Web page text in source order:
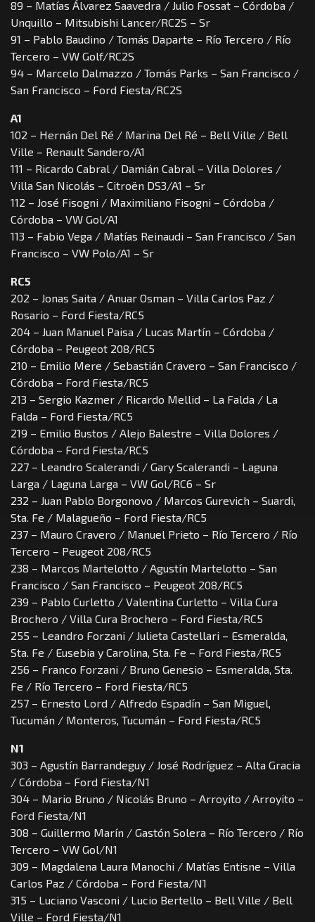
89 – Matías Álvarez Saavedra / Julio Fossat – Córdoba /
Unquillo – Mitsubishi Lancer/RC2S – Sr
91 – Pablo Baudino / Tomás Daparte – Río Tercero / Río
Tercero – VW Golf/RC2S
94 – Marcelo Dalmazzo / Tomás Parks – San Francisco /
San Francisco – Ford Fiesta/RC2S
A1
102 – Hernán Del Ré / Marina Del Ré – Bell Ville / Bell
Ville – Renault Sandero/A1
111 – Ricardo Cabral / Damián Cabral – Villa Dolores /
Villa San Nicolás – Citroën DS3/A1 – Sr
112 – José Fisogni / Maximiliano Fisogni – Córdoba /
Córdoba – VW Gol/A1
113 – Fabio Vega / Matías Reinaudi – San Francisco / San
Francisco – VW Polo/A1 – Sr
RC5
202 – Jonas Saita / Anuar Osman – Villa Carlos Paz /
Rosario – Ford Fiesta/RC5
204 – Juan Manuel Paisa / Lucas Martín – Córdoba /
Córdoba – Peugeot 208/RC5
210 – Emilio Mere / Sebastián Cravero – San Francisco /
Córdoba – Ford Fiesta/RC5
213 – Sergio Kazmer / Ricardo Mellid – La Falda / La
Falda – Ford Fiesta/RC5
219 – Emilio Bustos / Alejo Balestre – Villa Dolores /
Córdoba – Ford Fiesta/RC5
227 – Leandro Scalerandi / Gary Scalerandi – Laguna
Larga / Laguna Larga – VW Gol/RC6 – Sr
232 – Juan Pablo Borgonovo / Marcos Gurevich – Suardi,
Sta. Fe / Malagueño – Ford Fiesta/RC5
237 – Mauro Cravero / Manuel Prieto – Río Tercero / Río
Tercero – Peugeot 208/RC5
238 – Marcos Martelotto / Agustín Martelotto – San
Francisco / San Francisco – Peugeot 208/RC5
239 – Pablo Curletto / Valentina Curletto – Villa Cura
Brochero / Villa Cura Brochero – Ford Fiesta/RC5
255 – Leandro Forzani / Julieta Castellari – Esmeralda,
Sta. Fe / Eusebia y Carolina, Sta. Fe – Ford Fiesta/RC5
256 – Franco Forzani / Bruno Genesio – Esmeralda, Sta.
Fe / Río Tercero – Ford Fiesta/RC5
257 – Ernesto Lord / Alfredo Espadín – San Miguel,
Tucumán / Monteros, Tucumán – Ford Fiesta/RC5
N1
303 – Agustín Barrandeguy / José Rodríguez – Alta Gracia
/ Córdoba – Ford Fiesta/N1
304 – Mario Bruno / Nicolás Bruno – Arroyito / Arroyito –
Ford Fiesta/N1
308 – Guillermo Marín / Gastón Solera – Río Tercero / Río
Tercero – VW Gol/N1
309 – Magdalena Laura Manochi / Matías Entisne – Villa
Carlos Paz / Córdoba – Ford Fiesta/N1
315 – Luciano Vasconi / Lucio Bertello – Bell Ville / Bell
Ville – Ford Fiesta/N1